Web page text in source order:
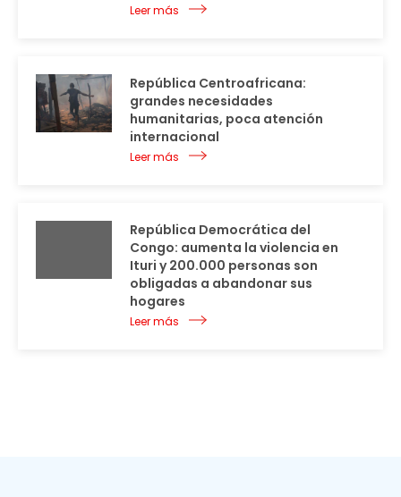
Leer más
República Centroafricana:
grandes necesidades
humanitarias, poca atención
internacional
Leer más
República Democrática del
Congo: aumenta la violencia en
Ituri y 200.000 personas son
obligadas a abandonar sus
hogares
Leer más